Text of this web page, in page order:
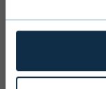
license.